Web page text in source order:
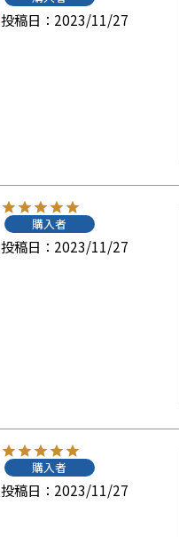
投稿日 2023/11/27
購入者
投稿日 2023/11/27
購入者
投稿日 2023/11/27